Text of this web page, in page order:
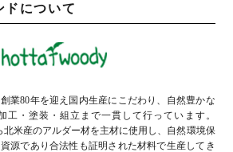
ドについて
業80年を迎え国内生産にこだわり、自然豊かな
工・塗装・組立まで一貫して行っています。
北米産のアルダー材を主材に使用し、自然環境保
源であり合法性も証明された材料で生産してき